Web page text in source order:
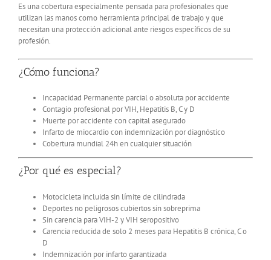
Es una cobertura especialmente pensada para profesionales que
utilizan las manos como herramienta principal de trabajo y que
necesitan una protección adicional ante riesgos específicos de su
profesión.
¿Cómo funciona?
Incapacidad Permanente parcial o absoluta por accidente
Contagio profesional por VIH, Hepatitis B, C y D
Muerte por accidente con capital asegurado
Infarto de miocardiocon indemnización por diagnóstico
Cobertura mundial 24hen cualquier situación
¿Por qué es especial?
Motocicleta incluidasin límite de cilindrada
Deportes no peligrososcubiertos sin sobreprima
Sin carencia para VIH-2 y VIH seropositivo
Carencia reducidade solo 2 meses para Hepatitis B crónica, C o
D
Indemnización por infartogarantizada